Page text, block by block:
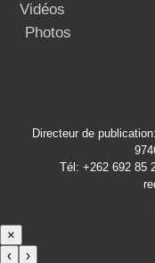
Vidéos
Photos
Directeur de
Tél: +262 692 85
×
‹
›